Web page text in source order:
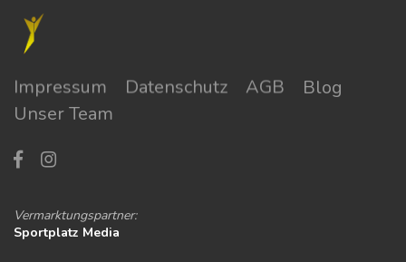
Impressum Datenschutz AGB
Blog
Unser Team
Vermarktungspartner:
Sportplatz Media